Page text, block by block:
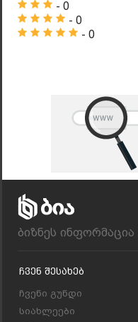
- 0
- 0
- 0
ბიზნეს ინფორმაცია
Ჩვენ Შესახებ
ჩვენი გუნდი
სიახლეები